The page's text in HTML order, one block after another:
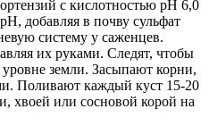
с кислотностью pH 6,0
добавляя в почву сульфат
систему у саженцев.
их руками. Следят, чтобы
уровне земли. Засыпают корни,
Поливают каждый куст 15-20
хвоей или сосновой корой на